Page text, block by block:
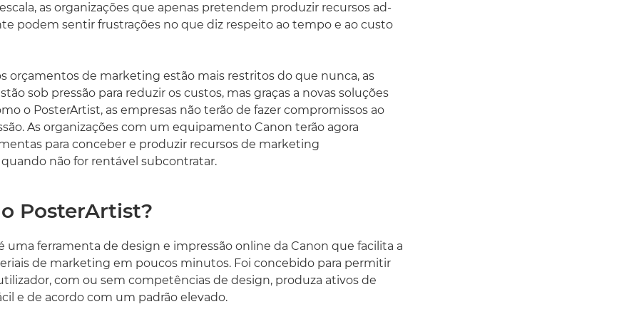
as organizações que apenas pretendem produzir recursos ad-
podem sentir frustrações no que diz respeito ao tempo e ao custo
orçamentos de marketing estão mais restritos do que nunca, as
sob pressão para reduzir os custos, mas graças a novas soluções
o PosterArtist, as empresas não terão de fazer compromissos ao
As organizações com um equipamento Canon terão agora
para conceber e produzir recursos de marketing
não for rentável subcontratar.
PosterArtist?
uma ferramenta de design e impressão online da Canon que facilita a
de marketing em poucos minutos. Foi concebido para permitir
com ou sem competências de design, produza ativos de
e de acordo com um padrão elevado.